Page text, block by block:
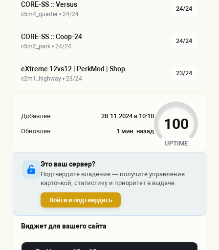
CORE-SS :: Versus
c5m4_quarter • 24/24
24/24
CORE-SS :: Coop-24
c5m2_park • 24/24
24/24
eXtreme 12vs12 | PerkMod | Shop
c2m1_highway • 23/24
23/24
Добавлен 28.11.2024 в 10:10
Обновлен 1 мин. назад 100
UPTIME
Это ваш сервер?
Подтвердите владение — получите управление
карточкой, статистику и приоритет в выдаче.
Войти и подтвердить
Виджет для вашего сайта